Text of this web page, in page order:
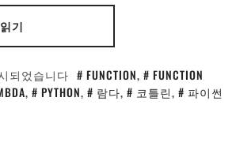
기
되었습니다 FUNCTION,
FUNCTION
, PYTHON, 람다, 코틀린,
파이썬